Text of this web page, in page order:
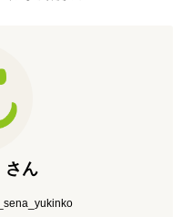
さん